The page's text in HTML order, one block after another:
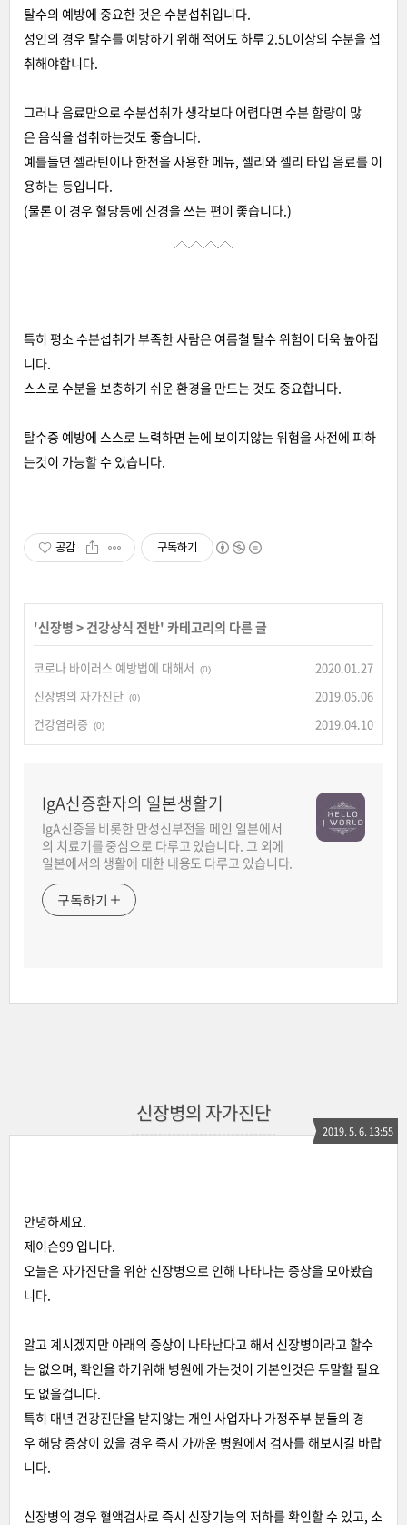
탈수의 예방에 중요한 것은 수분섭취입니다.
성인의 경우 탈수를 예방하기 위해 적어도 하루 2.5L이상의 수분을 섭
취해야합니다.
그러나 음료만으로 수분섭취가 생각보다 어렵다면 수분 함량이 많
은 음식을 섭취하는것도 좋습니다.
예를들면 젤라틴이나 한천을 사용한 메뉴, 젤리와 젤리 타입 음료를 이
용하는 등입니다.
(물론 이 경우 혈당등에 신경을 쓰는 편이 좋습니다.)
특히 평소 수분섭취가 부족한 사람은 여름철 탈수 위험이 더욱 높아집
니다.
스스로 수분을 보충하기 쉬운 환경을 만드는 것도 중요합니다.
탈수증 예방에 스스로 노력하면 눈에 보이지않는 위험을 사전에 피하
는것이 가능할 수 있습니다.
공감 구독하기
'신장병 > 건강상식 전반' 카테고리의 다른 글
코로나 바이러스 예방법에 대해서 (0)
2020.01.27
신장병의 자가진단 (0)
2019.05.06
건강염려증
(0) 2019.04.10
IgA신증환자의 일본생활기
IgA신증을 비롯한 만성신부전을 메인 일본에서
의 치료기를 중심으로 다루고 있습니다. 그 외에
일본에서의 생활에 대한 내용도 다루고 있습니다.
구독하기
신장병의 자가진단
2019. 5. 6. 13:55
안녕하세요.
제이슨99 입니다.
오늘은 자가진단을 위한 신장병으로 인해 나타나는 증상을 모아봤습
니다.
알고 계시겠지만 아래의 증상이 나타난다고 해서 신장병이라고 할수
는 없으며, 확인을 하기위해 병원에 가는것이 기본인것은 두말할 필요
도 없을겁니다.
특히 매년 건강진단을 받지않는 개인 사업자나 가정주부 분들의 경
우 해당 증상이 있을 경우 즉시 가까운 병원에서 검사를 해보시길 바랍
니다.
신장병의 경우 혈액검사로 즉시 신장기능의 저하를 확인할 수 있고, 소